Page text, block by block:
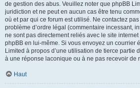
de gestion des abus. Veuillez noter que phpBB
juridiction et ne peut en aucun cas être tenu
où et par qui ce forum est utilisé. Ne contactez
problème d’ordre légal (commentaire incessant,
ne sont pas directement reliés avec le site
phpBB en lui-même. Si vous envoyez un courrier
Limited à propos d’une utilisation de tierce partie
à une réponse laconique ou à ne pas recevoir de
Haut